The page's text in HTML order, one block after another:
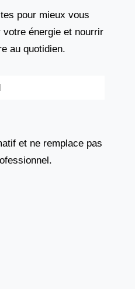
pour mieux vous
énergie et nourrir
au quotidien.
et ne remplace pas